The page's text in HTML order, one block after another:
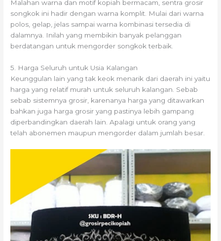
Malahan warna dan motif kopiah bermacam, sentra grosir
songkok ini hadir dengan warna komplit. Mulai dari warna
polos, gelap, jelas sampai warna kombinasi tersedia di
dalamnya. Inilah yang membikin banyak pelanggan
berdatangan untuk mengorder songkok terbaik.
5. Harga Seluruh untuk Usia Kalangan
Keunggulan lain yang tak keok menarik dari daerah ini yaitu
harga yang relatif murah untuk seluruh kalangan. Sebab
sebab sistemnya grosir, karenanya harga yang ditawarkan
bahkan juga harga grosir yang pastinya lebih gampang
diperbandingkan daerah lain. Apalagi untuk orang yang
telah abonemen maupun mengorder dalam jumlah besar.